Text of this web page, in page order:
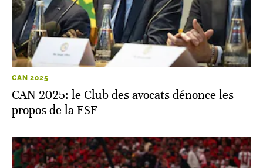
CAN 2025
CAN 2025: le Club des avocats dénonce les
propos de la FSF